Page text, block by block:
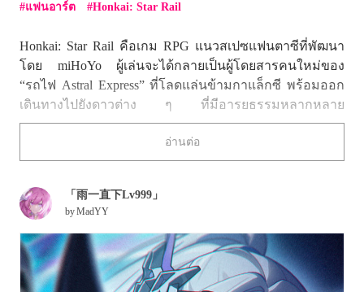
แฟนอาร์ต Honkai: Star Rail
Honkai: Star Rail คือเกม RPG แนวสเปซแฟนตาซีที่พัฒนา
โดย miHoYo ผู้เล่นจะได้กลายเป็นผู้โดยสารคนใหม่ของ
“รถไฟ Astral Express” ที่โลดแล่นข้ามกาแล็กซี พร้อมออก
เดินทางไปยังดาวต่าง ๆ ที่มีอารยธรรมหลากหลาย
กระจัดกระจายอยู่ทั่วอวกาศ
ตัวละคร Silver Wolf คือแฮ็กเกอร์อัจฉริยะจากองค์กร
ไหน เธอก็สามารถเจาะผ่านได้อย่างง่ายดาย Silver Wolf
มองทั้งจักรวาลเป็นเหมือนเป็นเกมขนาดยักษ์ และในฐานะผู้
เล่นระดับแนวหน้าที่เคลียร์คอนเทนต์ระดับสูงได้อย่างสบาย
ๆ เธอกำลังเฝ้ารอการพิชิตด่านถัดไปอยู่
อ่านต่อ
「雨一直下Lv999」
byMadYY